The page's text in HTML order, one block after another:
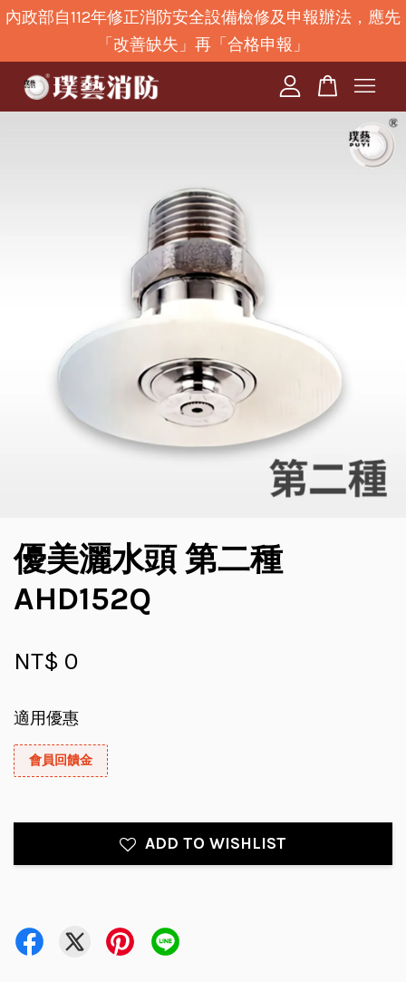
內政部自112年修正消防安全設備檢修及申報辦法，應先
「改善缺失」再「合格申報」
優美灑水頭 第二種
AHD152Q
NT$ 0
適用優惠
會員回饋金
ADD TO WISHLIST
您的購物車目前還是空的。